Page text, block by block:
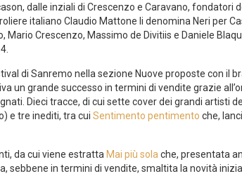
dalle inziali di Crescenzo e Caravano, fondatori
italiano Claudio Mattone li denomina Neri per
Mario Crescenzo, Massimo de Divitiis e Daniele
di Sanremo nella sezione Nuove proposte con il
un grande successo in termini di vendite grazie
Dieci tracce, di cui sette cover dei grandi artisti
e tre inediti, tra cui Sentimento pentimento che,
da cui viene estratta Mai più solache, presentata
sebbene in termini di vendite, smaltita la novità